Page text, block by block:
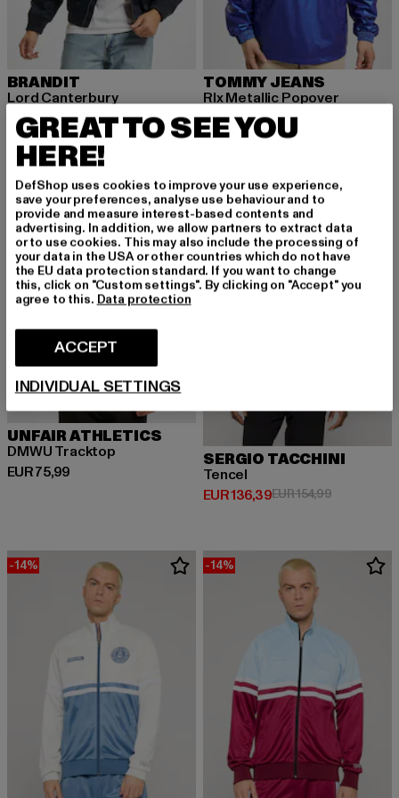
BRANDIT
Lord Canterbury
EUR 40,49
Huidige prijs: EUR 40,49
EUR 44,99Actieprijs: EUR 44,99
TOMMY JEANS
Rlx Metallic Popover
EUR 79,95
Huidige prijs: EUR 79,95
EUR 194,99
UNFAIR ATHLETICS
DMWU Tracktop
EUR 75,99
Huidige prijs: EUR 75,99
-12%
SERGIO TACCHINI
Tencel
EUR 136,39
Huidige prijs: EUR 136,39
EUR 154,99Actieprijs:
-14% -14%
GREAT TO SEE YOU
HERE!
DefShop uses cookies to improve your use experience,
save your preferences, analyse use behaviour and to
provide and measure interest-based contents and
advertising. In addition, we allow partners to extract data
or to use cookies. This may also include the processing of
your data in the USA or other countries which do not have
the EU data protection standard. If you want to change
this, click on "Custom settings". By clicking on "Accept" you
agree to this. Data protection
ACCEPT
INDIVIDUAL SETTINGS